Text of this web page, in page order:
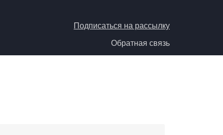
Подписаться на рассылку
Обратная связь